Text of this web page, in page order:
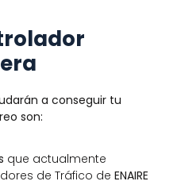
a conseguir tu
son:
que actualmente
de Tráfico de ENAIRE